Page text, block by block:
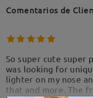
Comentarios de
So super cute super
was looking for
lighter on my nose
that and more. The